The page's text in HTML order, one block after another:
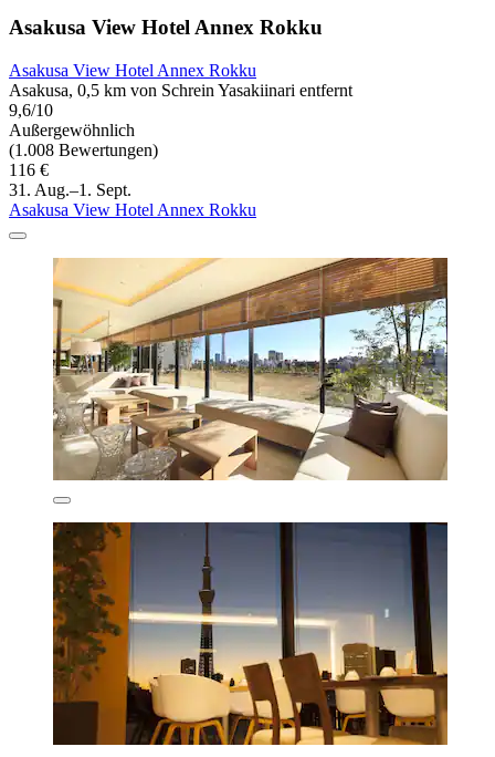
Asakusa View Hotel Annex Rokku
Asakusa View Hotel Annex Rokku
Asakusa, 0,5 km von Schrein Yasakiinari entfernt
9,6/10
Außergewöhnlich
(1.008 Bewertungen)
116 €
31. Aug.–1. Sept.
Asakusa View Hotel Annex Rokku